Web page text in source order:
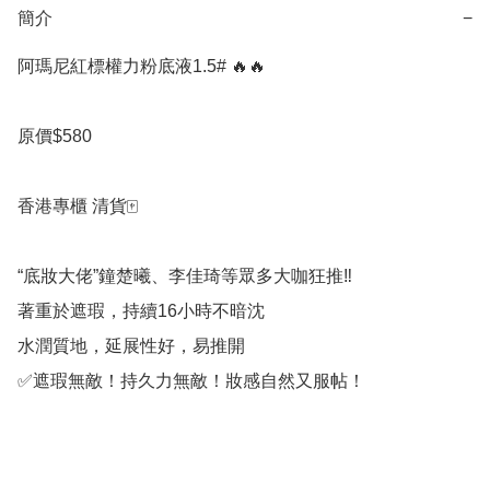
簡介 −
阿瑪尼紅標權力粉底液1.5# 🔥🔥
原價$580
香港專櫃 清貨🀄️
“底妝大佬”鐘楚曦、李佳琦等眾多大咖狂推‼️
著重於遮瑕，持續16小時不暗沈
水潤質地，延展性好，易推開
✅遮瑕無敵！持久力無敵！妝感自然又服帖！